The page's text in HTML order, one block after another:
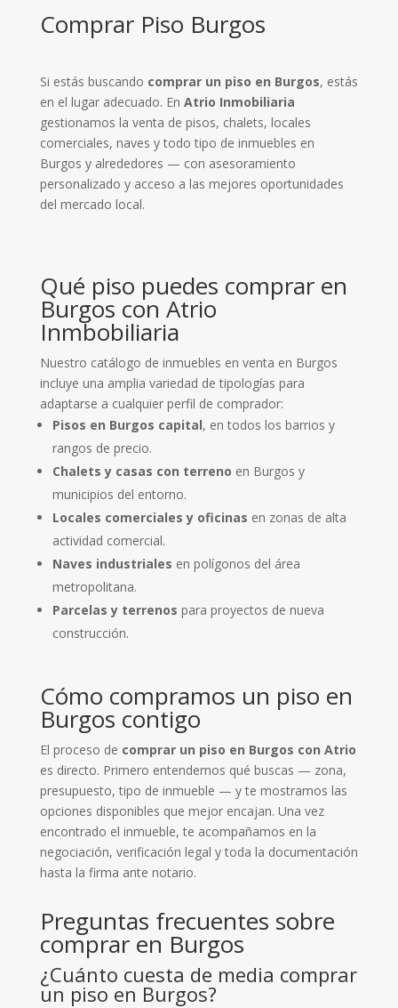
Comprar Piso Burgos
Si estás buscando comprar un piso en Burgos, estás
en el lugar adecuado. En Atrio Inmobiliaria
gestionamos la venta de pisos, chalets, locales
comerciales, naves y todo tipo de inmuebles en
Burgos y alrededores — con asesoramiento
personalizado y acceso a las mejores oportunidades
del mercado local.
Qué piso puedes comprar en
Burgos con Atrio
Inmbobiliaria
Nuestro catálogo de inmuebles en venta en Burgos
incluye una amplia variedad de tipologías para
adaptarse a cualquier perfil de comprador:
Pisos en Burgos capital, en todos los barrios y
rangos de precio.
Chalets y casas con terreno en Burgos y
municipios del entorno.
Locales comerciales y oficinas en zonas de alta
actividad comercial.
Naves industriales en polígonos del área
metropolitana.
Parcelas y terrenos para proyectos de nueva
construcción.
​Cómo compramos un piso en
Burgos contigo
El proceso de comprar un piso en Burgos con Atrio
es directo. Primero entendemos qué buscas — zona,
presupuesto, tipo de inmueble — y te mostramos las
opciones disponibles que mejor encajan. Una vez
encontrado el inmueble, te acompañamos en la
negociación, verificación legal y toda la documentación
hasta la firma ante notario.
Preguntas frecuentes sobre
comprar en Burgos
¿Cuánto cuesta de media comprar
un piso en Burgos?